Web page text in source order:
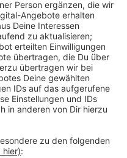
krank
mehr als im
vor allem
Erkrankungen und
mit vermehrten
Laut AOK Nordwest
bei Arzt- und
sowie im